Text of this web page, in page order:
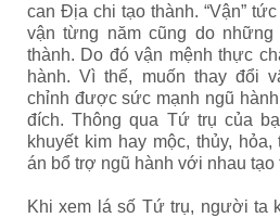
can Địa chi tạo thành. “Vận”
vận từng năm cũng do
thành. Do đó vận mệnh thực
hành. Vì thế, muốn thay đổi
chỉnh được sức mạnh ngũ
đích. Thông qua Tứ trụ của
khuyết kim hay mộc, thủy,
án bổ trợ ngũ hành với nhau tạo
Khi xem lá số Tứ trụ, người ta